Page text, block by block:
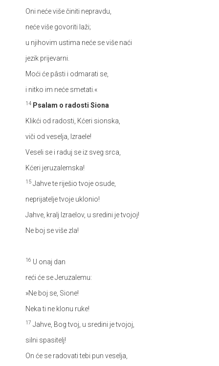
Oni neće više činiti nepravdu,
neće više govoriti laži;
u njihovim ustima neće se više naći
jezik prijevarni.
Moći će pâsti i odmarati se,
i nitko im neće smetati.«
14 Psalam o radosti Siona
Klikći od radosti, Kćeri sionska,
viči od veselja, Izraele!
Veseli se i raduj se iz sveg srca,
Kćeri jeruzalemska!
15 Jahve te riješio tvoje osude,
neprijatelje tvoje uklonio!
Jahve, kralj Izraelov, u sredini je tvojoj!
Ne boj se više zla!
16 U onaj dan
reći će se Jeruzalemu:
»Ne boj se, Sione!
Neka ti ne klonu ruke!
17 Jahve, Bog tvoj, u sredini je tvojoj,
silni spasitelj!
On će se radovati tebi pun veselja,